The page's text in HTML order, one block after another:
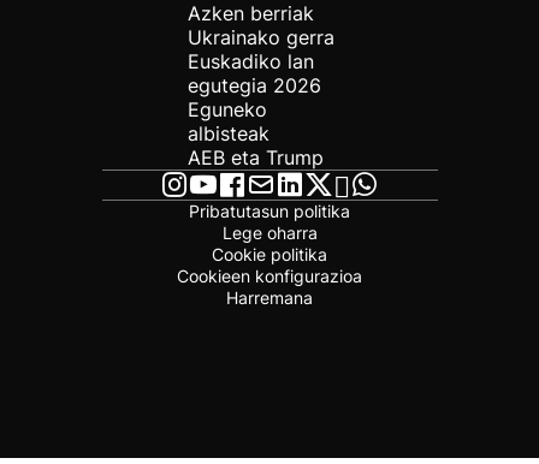
Azken berriak
Ukrainako gerra
Euskadiko lan
egutegia 2026
Eguneko
albisteak
AEB eta Trump
Pribatutasun politika
Lege oharra
Cookie politika
Cookieen konfigurazioa
Harremana